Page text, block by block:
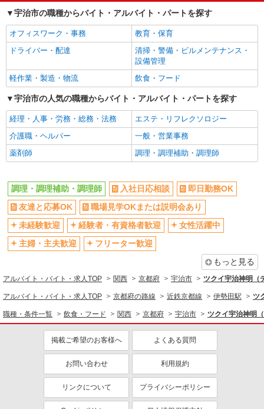
時給1130円 22:00〜翌5:00：時給1450円 高校
生：時給1122円
京都府宇治市大久保町且椋96-1
アルバイト パート
ゴーゴーカレー 宇治大久保店
ホール・キッチン補助スタッフ
■ 時給 1130円〜1413円 ※22時から1413円 ※
土日祝は時給 1150円〜1438円 ※22時から1438円
■ ゴーゴーカレー 宇治大久保店 ＜京都府宇治
市広野町茶屋裏8-6＞ ＜近鉄大久保駅すぐ＞
キープ 詳細を見る
正社員 業務委託
ゴーゴーカレー宇治大久保店
調理・ホールスタッフ
月給260.000円〜 (前職の経験考慮します応相
■ ゴーゴーカレー 宇治大久保店 ＜京都府宇治
市広野町茶屋裏8-6＞ ＜近鉄大久保駅すぐ＞
キープ 詳細を見る
パート
なか卯 宇治槇島店
時給1150円 22:00〜翌5:00：時給1438円 高校
生：時給1122円
入社日応相談
即日勤務OK
友達と応募OK
職場見学OKまたは説明会あり
未経験歓迎
経験者・有資格者歓迎
主婦・主夫歓迎
フリーター歓迎
学歴不問
ブランクOK
ミドル（40代～）活躍中
エルダー（50代～）活躍中
昇給あり
禁煙・分煙
バイク通勤OK
自転車通勤OK
残業ほぼなし
副業・WワークOK
転勤なし
産休・育休取得実績あり
各種手当（家族・役職・インセン
ティブなど）あり
研修制度あり
社員登用あり
資格取得支援制度あり
髪型・髪色自由
同じ職種から求人を探す
飲食・フード
調理・調理補助・調理師
同じ特徴から求人を探す
未経験歓迎
ミドル（40代～）活躍中
副業・WワークOK
交通費支給
産休・育休取得実績あり
宇治市の職種からバイト・アルバイト・パートを探す
オフィスワーク・事務
教育・保育
ドライバー・配達
清掃・警備・ビルメンテナンス・
設備管理
軽作業・製造・物流
飲食・フード
宇治市の人気の職種からバイト・アルバイト・パートを探す
経理・人事・労務・総務・法務
エステ・リフレクソロジー
介護職・ヘルパー
一般・営業事務
薬剤師
調理・調理補助・調理師
調理・調理補助・調理師 入社日応相談
即日勤務OK
友達と応募OK
職場見学OKまたは説明会あり
未経験歓迎
経験者・有資格者歓迎
女性活躍中
主婦・主夫歓迎
フリーター歓迎
もっと見る
アルバイト・バイト・求人TOP 関西 京都府 宇治市 ツクイ宇治神明（
アルバイト・バイト・求人TOP 京都府の路線 近鉄京都線 伊勢田駅 ツ
職種・条件一覧 飲食・フード 関西 京都府 宇治市 ツクイ宇治神明
掲載ご希望のお客様へ よくある質問
お問い合わせ 利用規約
リンクについて プライバシーポリシー